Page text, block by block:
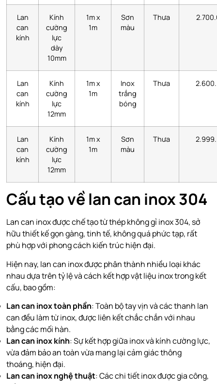
Lan
can
kính
Kính
cường
lực
dày
10mm
1m x
1m
Sơn
màu
Thưa
Lan
can
kính
Kính
cường
lực
12mm
1m x
1m
Inox
trắng
bóng
Thưa
Lan
can
kính
Kính
cường
lực
12mm
1m x
1m
Sơn
màu
Thưa
Cấu tạo về lan can inox 304
Lan can inox được chế tạo từ thép không gỉ inox 304, sở
hữu thiết kế gọn gàng, tinh tế, không quá phức tạp, rất
phù hợp với phong cách kiến trúc hiện đại.
Hiện nay, lan can inox được phân thành nhiều loại khác
nhau dựa trên tỷ lệ và cách kết hợp vật liệu inox trong kết
cấu, bao gồm:
Lan can inox toàn phần: Toàn bộ tay vịn và các thanh lan
can đều làm từ inox, được liên kết chắc chắn với nhau
bằng các mối hàn.
Lan can inox kính: Sự kết hợp giữa inox và kính cường lực,
vừa đảm bảo an toàn vừa mang lại cảm giác thông
thoáng, hiện đại.
Lan can inox nghệ thuật: Các chi tiết inox được gia công,